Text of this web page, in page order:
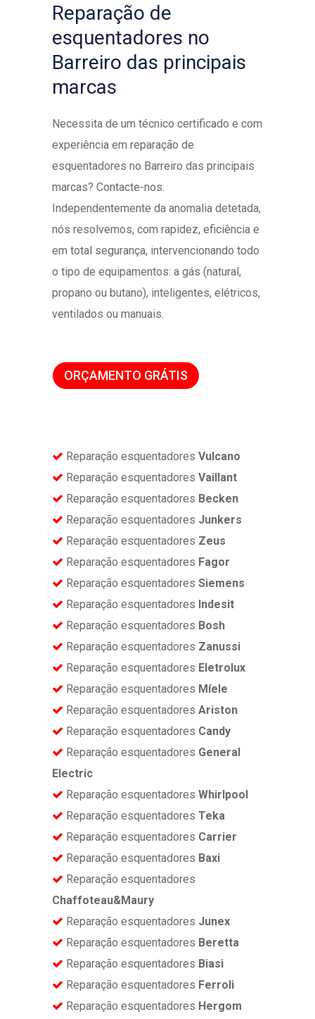
Reparação de
esquentadores no
Barreiro das principais
marcas
Necessita de um técnico certificado e com
experiência em reparação de
esquentadores no Barreiro das principais
marcas? Contacte-nos.
Independentemente da anomalia detetada,
nós resolvemos, com rapidez, eficiência e
em total segurança, intervencionando todo
o tipo de equipamentos: a gás (natural,
propano ou butano), inteligentes, elétricos,
ventilados ou manuais.
ORÇAMENTO GRÁTIS
Reparação esquentadores Vulcano
Reparação esquentadores Vaillant
Reparação esquentadores Becken
Reparação esquentadores Junkers
Reparação esquentadores Zeus
Reparação esquentadores Fagor
Reparação esquentadores Siemens
Reparação esquentadores Indesit
Reparação esquentadores Bosh
Reparação esquentadores Zanussi
Reparação esquentadores Eletrolux
Reparação esquentadores Míele
Reparação esquentadores Ariston
Reparação esquentadores Candy
Reparação esquentadores General
Electric
Reparação esquentadores Whirlpool
Reparação esquentadores Teka
Reparação esquentadores Carrier
Reparação esquentadores Baxi
Reparação esquentadores
Chaffoteau&Maury
Reparação esquentadores Junex
Reparação esquentadores Beretta
Reparação esquentadores Biasi
Reparação esquentadores Ferroli
Reparação esquentadores Hergom